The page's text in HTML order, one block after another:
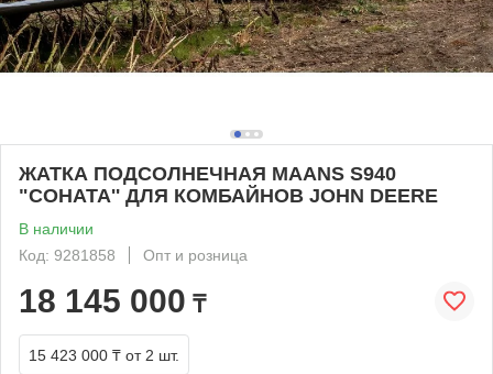
ЖАТКА ПОДСОЛНЕЧНАЯ MAANS S940
"СОНАТА'' ДЛЯ КОМБАЙНОВ JOHN DEERE
В наличии
Код: 9281858
Опт и розница
18 145 000 ₸
15 423 000 ₸ от 2 шт.